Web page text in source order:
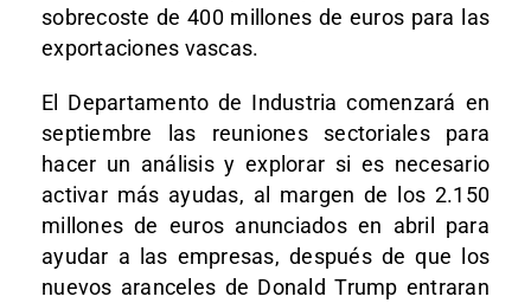
sobrecoste de 400 millones de euros para las
exportaciones vascas.
El Departamento de Industria comenzará en
septiembre las reuniones sectoriales para
hacer un análisis y explorar si es necesario
activar más ayudas, al margen de los 2.150
millones de euros anunciados en abril para
ayudar a las empresas, después de que los
nuevos aranceles de Donald Trump entraran